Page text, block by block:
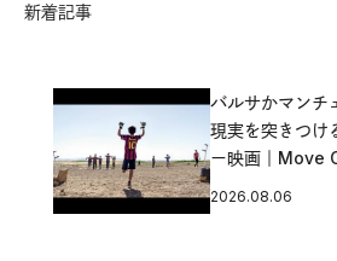
新着記事
バルサかマンチ
現実を突きつけ
ー映画｜Move
2026.08.06